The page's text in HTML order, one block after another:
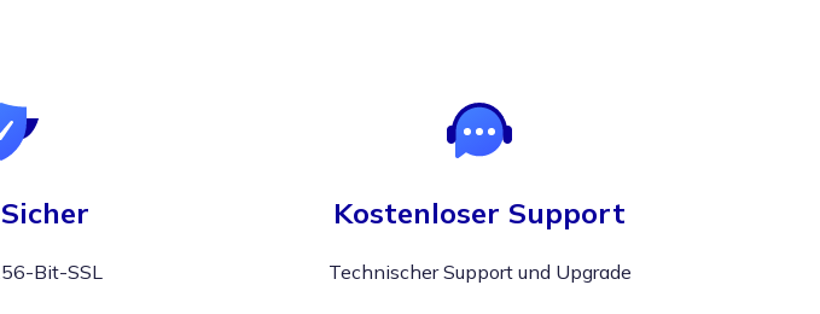
Bit-SSL
Kostenloser Support
Technischer Support und Upgrade